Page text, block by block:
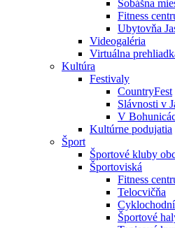
Sobášna
Fitness
Ubytovňa
Videogaléria
Virtuálna
Kultúra
Festivaly
CountryFest
Slávnosti v
V
Kultúrne podujatia
Šport
Športové kluby
Športoviská
Fitness
Telocvičňa
Športové